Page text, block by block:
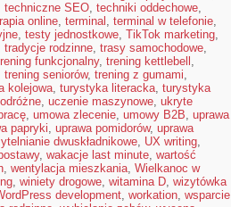
techniczne SEO, techniki oddechowe,
online, terminal , terminal w telefonie,
, testy jednostkowe, TikTok marketing,
tradycje rodzinne, trasy samochodowe,
funkcjonalny, trening kettlebell ,
trening seniorów, trening z gumami,
kolejowa, turystyka literacka, turystyka
, uczenie maszynowe, ukryte
, umowa zlecenie, umowy B2B, uprawa
papryki, uprawa pomidorów, uprawa
dwuskładnikowe, UX writing,
, wakacje last minute, wartość
, wentylacja mieszkania, Wielkanoc w
, winiety drogowe, witamina D, wizytówka
development, workation, wsparcie